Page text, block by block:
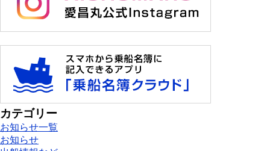
カテゴリー
お知らせ一覧
お知らせ